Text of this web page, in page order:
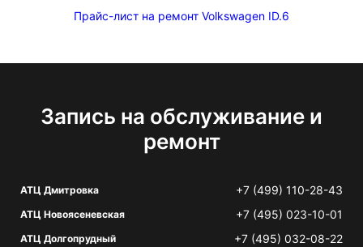
Прайс-лист на ремонт Volkswagen ID.6
Запись на обслуживание и
ремонт
АТЦ Дмитровка +7 (499) 110-28-43
АТЦ Новоясеневская +7 (495) 023-10-01
АТЦ Долгопрудный +7 (495) 032-08-22